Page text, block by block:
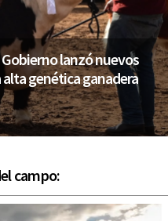
lanzó nuevos
genética ganadera
campo: